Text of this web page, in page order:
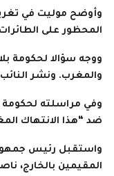
وأوضح موليت في
المحظور على
ووجه سؤالا لحكومة
والمغرب. ونشر النائب
وفي مراسلته لحكومة
ضد “هذا الانتهاك
واستقبل رئيس
المقيمين بالخارج،